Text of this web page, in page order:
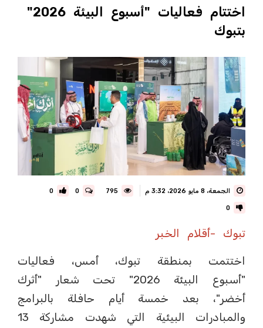
اختتام فعاليات "أسبوع البيئة 2026"
بتبوك
الجمعة، 8 مايو 2026، 3:32 م 0
0
0
تبوك -أقلام الخبر
اختتمت بمنطقة تبوك، أمس، فعاليات
"أسبوع البيئة 2026" تحت شعار "أثرك
أخضر"، بعد خمسة أيام حافلة بالبرامج
والمبادرات البيئية التي شهدت مشاركة 13